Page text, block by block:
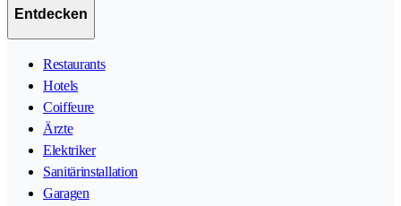
Entdecken
Restaurants
Hotels
Coiffeure
Ärzte
Elektriker
Sanitärinstallation
Garagen